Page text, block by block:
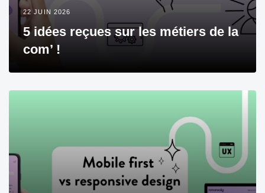
22 JUIN 2026
5 idées reçues sur les métiers de la
com’ !